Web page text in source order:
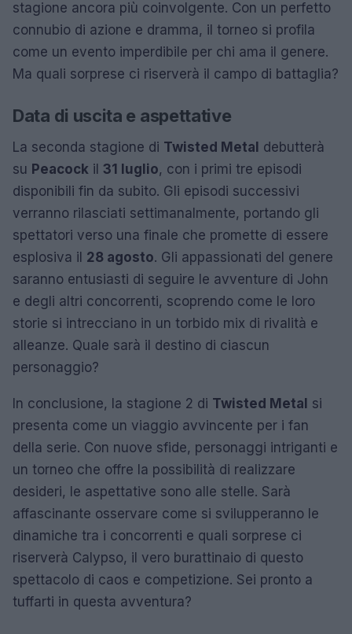
stagione ancora più coinvolgente. Con un perfetto
connubio di azione e dramma, il torneo si profila
come un evento imperdibile per chi ama il genere.
Ma quali sorprese ci riserverà il campo di battaglia?
Data di uscita e aspettative
La seconda stagione di Twisted Metal debutterà
su Peacock il 31 luglio, con i primi tre episodi
disponibili fin da subito. Gli episodi successivi
verranno rilasciati settimanalmente, portando gli
spettatori verso una finale che promette di essere
esplosiva il 28 agosto. Gli appassionati del genere
saranno entusiasti di seguire le avventure di John
e degli altri concorrenti, scoprendo come le loro
storie si intrecciano in un torbido mix di rivalità e
alleanze. Quale sarà il destino di ciascun
personaggio?
In conclusione, la stagione 2 di Twisted Metal si
presenta come un viaggio avvincente per i fan
della serie. Con nuove sfide, personaggi intriganti e
un torneo che offre la possibilità di realizzare
desideri, le aspettative sono alle stelle. Sarà
affascinante osservare come si svilupperanno le
dinamiche tra i concorrenti e quali sorprese ci
riserverà Calypso, il vero burattinaio di questo
spettacolo di caos e competizione. Sei pronto a
tuffarti in questa avventura?